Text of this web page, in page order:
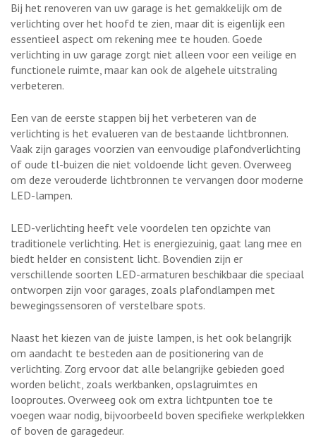
Bij het renoveren van uw garage is het gemakkelijk om de
verlichting over het hoofd te zien, maar dit is eigenlijk een
essentieel aspect om rekening mee te houden. Goede
verlichting in uw garage zorgt niet alleen voor een veilige en
functionele ruimte, maar kan ook de algehele uitstraling
verbeteren.
Een van de eerste stappen bij het verbeteren van de
verlichting is het evalueren van de bestaande lichtbronnen.
Vaak zijn garages voorzien van eenvoudige plafondverlichting
of oude tl-buizen die niet voldoende licht geven. Overweeg
om deze verouderde lichtbronnen te vervangen door moderne
LED-lampen.
LED-verlichting heeft vele voordelen ten opzichte van
traditionele verlichting. Het is energiezuinig, gaat lang mee en
biedt helder en consistent licht. Bovendien zijn er
verschillende soorten LED-armaturen beschikbaar die speciaal
ontworpen zijn voor garages, zoals plafondlampen met
bewegingssensoren of verstelbare spots.
Naast het kiezen van de juiste lampen, is het ook belangrijk
om aandacht te besteden aan de positionering van de
verlichting. Zorg ervoor dat alle belangrijke gebieden goed
worden belicht, zoals werkbanken, opslagruimtes en
looproutes. Overweeg ook om extra lichtpunten toe te
voegen waar nodig, bijvoorbeeld boven specifieke werkplekken
of boven de garagedeur.